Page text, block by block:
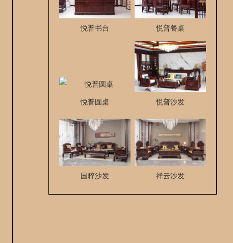
悦普书台 悦普餐桌
悦普圆桌 悦普沙发
国粹沙发 ​祥云沙发